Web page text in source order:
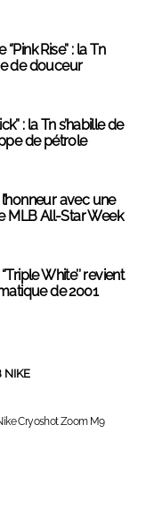
Rise’’ : la Tn
de douceur
: la Tn s’habille de
de pétrole
avec une
MLB All-Star Week
White’’ revient
de 2001
NIKE
Cryoshot Zoom M9